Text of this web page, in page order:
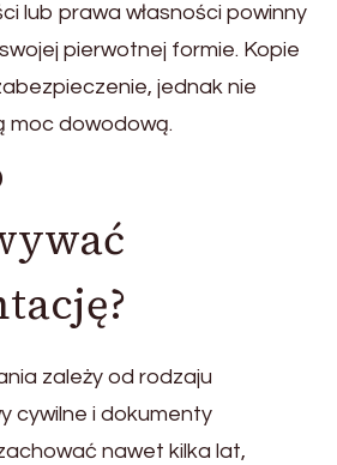
lub prawa własności powinny
pierwotnej formie. Kopie
jednak nie
moc dowodową.
zależy od rodzaju
cywilne i dokumenty
nawet kilka lat,